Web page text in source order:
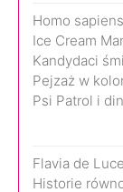
Homo
Ice Cream
Kandydaci
Pejzaż w
Psi Patrol i
Flavia de Luce
Historie